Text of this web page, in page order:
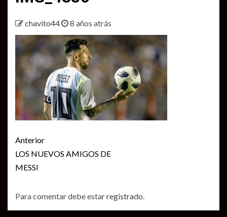
chavito44 8 años atrás
Seguir
leyendo
Anterior
LOS NUEVOS AMIGOS DE
MESSI
Para comentar debe estarregistrado.